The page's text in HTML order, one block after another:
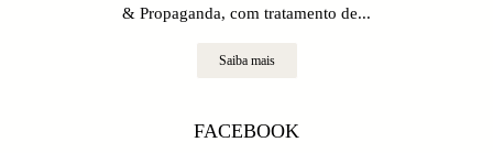
& Propaganda, com tratamento de...
Saiba mais
FACEBOOK